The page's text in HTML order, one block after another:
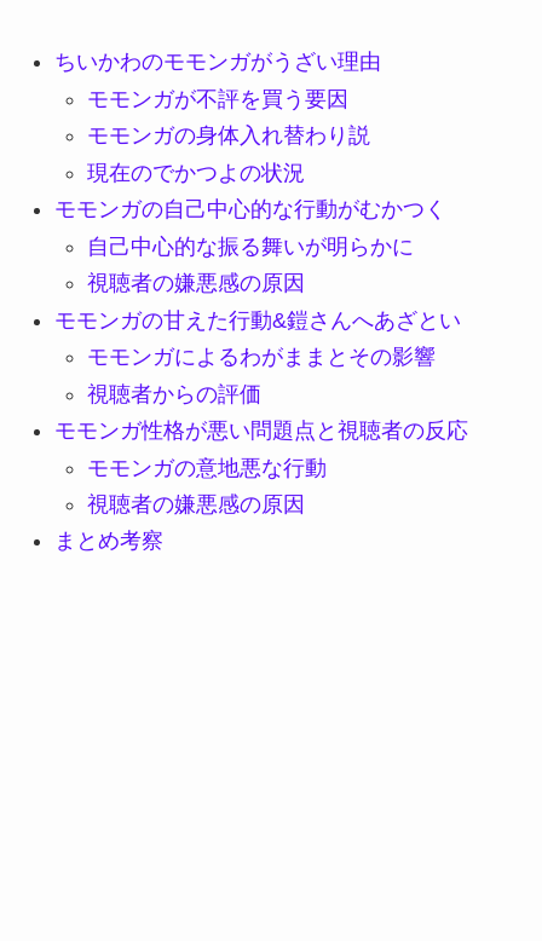
ちいかわのモモンガがうざい理由
モモンガが不評を買う要因
モモンガの身体入れ替わり説
現在のでかつよの状況
モモンガの自己中心的な行動がむかつく
自己中心的な振る舞いが明らかに
視聴者の嫌悪感の原因
モモンガの甘えた行動&鎧さんへあざとい
モモンガによるわがままとその影響
視聴者からの評価
モモンガ性格が悪い問題点と視聴者の反応
モモンガの意地悪な行動
視聴者の嫌悪感の原因
まとめ考察